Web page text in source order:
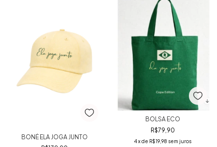
BONÉ ELA JOGA JUNTO
BOLSA ECO
R$79,90
4x de R$19,98 sem juros